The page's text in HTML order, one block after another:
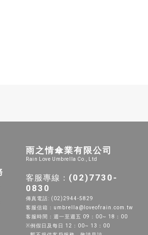
雨之情傘業有限公司
Rain Love Umbrella Co., Ltd
客服專線： (02)7730-
0830
傳真電話: (02)2944-5829
客服信箱：umbrella@loveofrain.com.tw
客服時間：週一至週五 09：00~ 18：00
※例假日及每日 12：00~ 13：00